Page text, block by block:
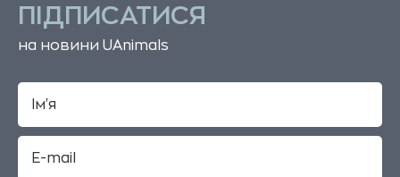
ПІДПИСАТИСЯ
на новини UAnimals